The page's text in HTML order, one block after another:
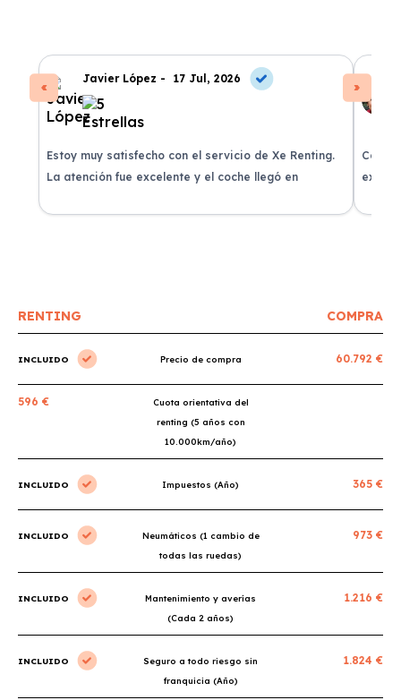
Javier López - 17 Jul, 2026
Estoy muy satisfecho con el servicio de Xe Renting.
La atención fue excelente y el coche llegó en
RENTING COMPRA
INCLUIDO Precio de compra 60.792 €
596 €
Cuota orientativa del
renting (5 años con
10.000km/año)
INCLUIDO Impuestos (Año) 365 €
INCLUIDO
Neumáticos (1 cambio de
todas las ruedas)
973 €
INCLUIDO
Mantenimiento y averías
(Cada 2 años)
1.216 €
INCLUIDO
Seguro a todo riesgo sin
franquicia (Año)
1.824 €